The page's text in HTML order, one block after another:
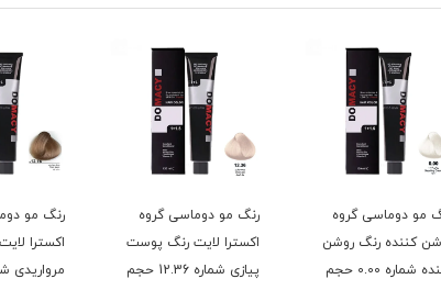
مو دوماسی گروه
کننده رنگ روشن
کننده شماره 0.00 حجم
رنگ مو دوماسی گروه
اکسترا لایت رنگ پوست
پیازی شماره 12.36 حجم
رنگ مو
اکسترا